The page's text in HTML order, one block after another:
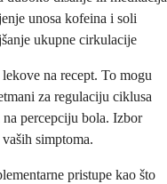
unosa kofeina i soli
ukupne cirkulacije
na recept. To mogu
za regulaciju ciklusa
percepciju bola. Izbor
simptoma.
pristupe kao što